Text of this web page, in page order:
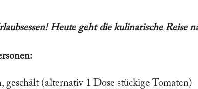
Heute geht die kulinarische Reise
geschält (alternativ 1 Dose stückige Tomaten)